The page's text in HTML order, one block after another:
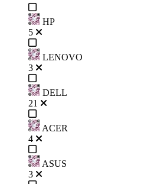
HP
5
LENOVO
3
DELL
21
ACER
4
ASUS
3